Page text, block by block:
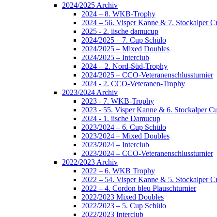
2024/2025 Archiv
2024 – 8. WKB-Trophy
2024 – 56. Visper Kanne & 7. Stockalper
2025 - 2. iische damucup
2024/2025 – 7. Cup Schülo
2024/2025 – Mixed Doubles
2024/2025 – Interclub
2024 – 2. Nord-Süd-Trophy
2024/2025 – CCO-Veteranenschlussturnier
2024 - 2. CCO-Veteranen-Trophy
2023/2024 Archiv
2023 - 7. WKB-Trophy
2023 - 55. Visper Kanne & 6. Stockalper
2024 - 1. iische Damucup
2023/2024 – 6. Cup Schülo
2023/2024 – Mixed Doubles
2023/2024 – Interclub
2023/2024 – CCO-Veteranenschlussturnier
2022/2023 Archiv
2022 – 6. WKB Trophy
2022 – 54. Visper Kanne & 5. Stockalper
2022 – 4. Cordon bleu Plauschturnier
2022/2023 Mixed Doubles
2022/2023 – 5. Cup Schülo
2022/2023 Interclub